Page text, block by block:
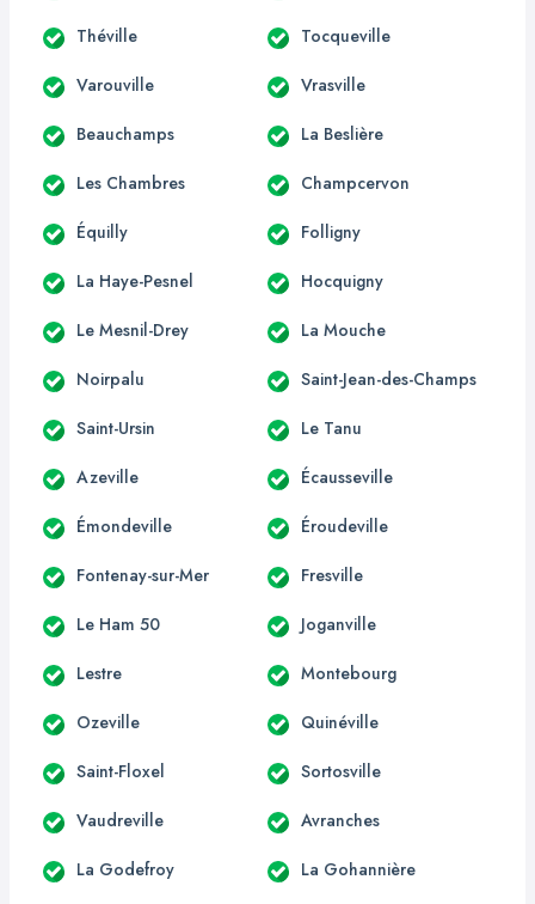
Théville Tocqueville
Varouville Vrasville
Beauchamps La Beslière
Les Chambres Champcervon
Équilly Folligny
La Haye-Pesnel Hocquigny
Le Mesnil-Drey La Mouche
Noirpalu Saint-Jean-des-Champs
Saint-Ursin Le Tanu
Azeville Écausseville
Émondeville Éroudeville
Fontenay-sur-Mer Fresville
Le Ham 50 Joganville
Lestre Montebourg
Ozeville Quinéville
Saint-Floxel Sortosville
Vaudreville Avranches
La Godefroy La Gohannière